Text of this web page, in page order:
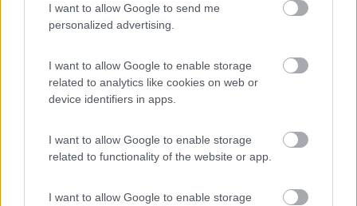
I want to allow Google to send me
personalized advertising.
I want to allow Google to enable storage
related to analytics like cookies on web or
device identifiers in apps.
I want to allow Google to enable storage
related to functionality of the website or app.
I want to allow Google to enable storage